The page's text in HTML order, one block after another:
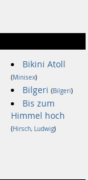
Bikini Atoll
(Minisex)
Bilgeri (Bilgeri)
Bis zum
Himmel hoch
(Hirsch, Ludwig)